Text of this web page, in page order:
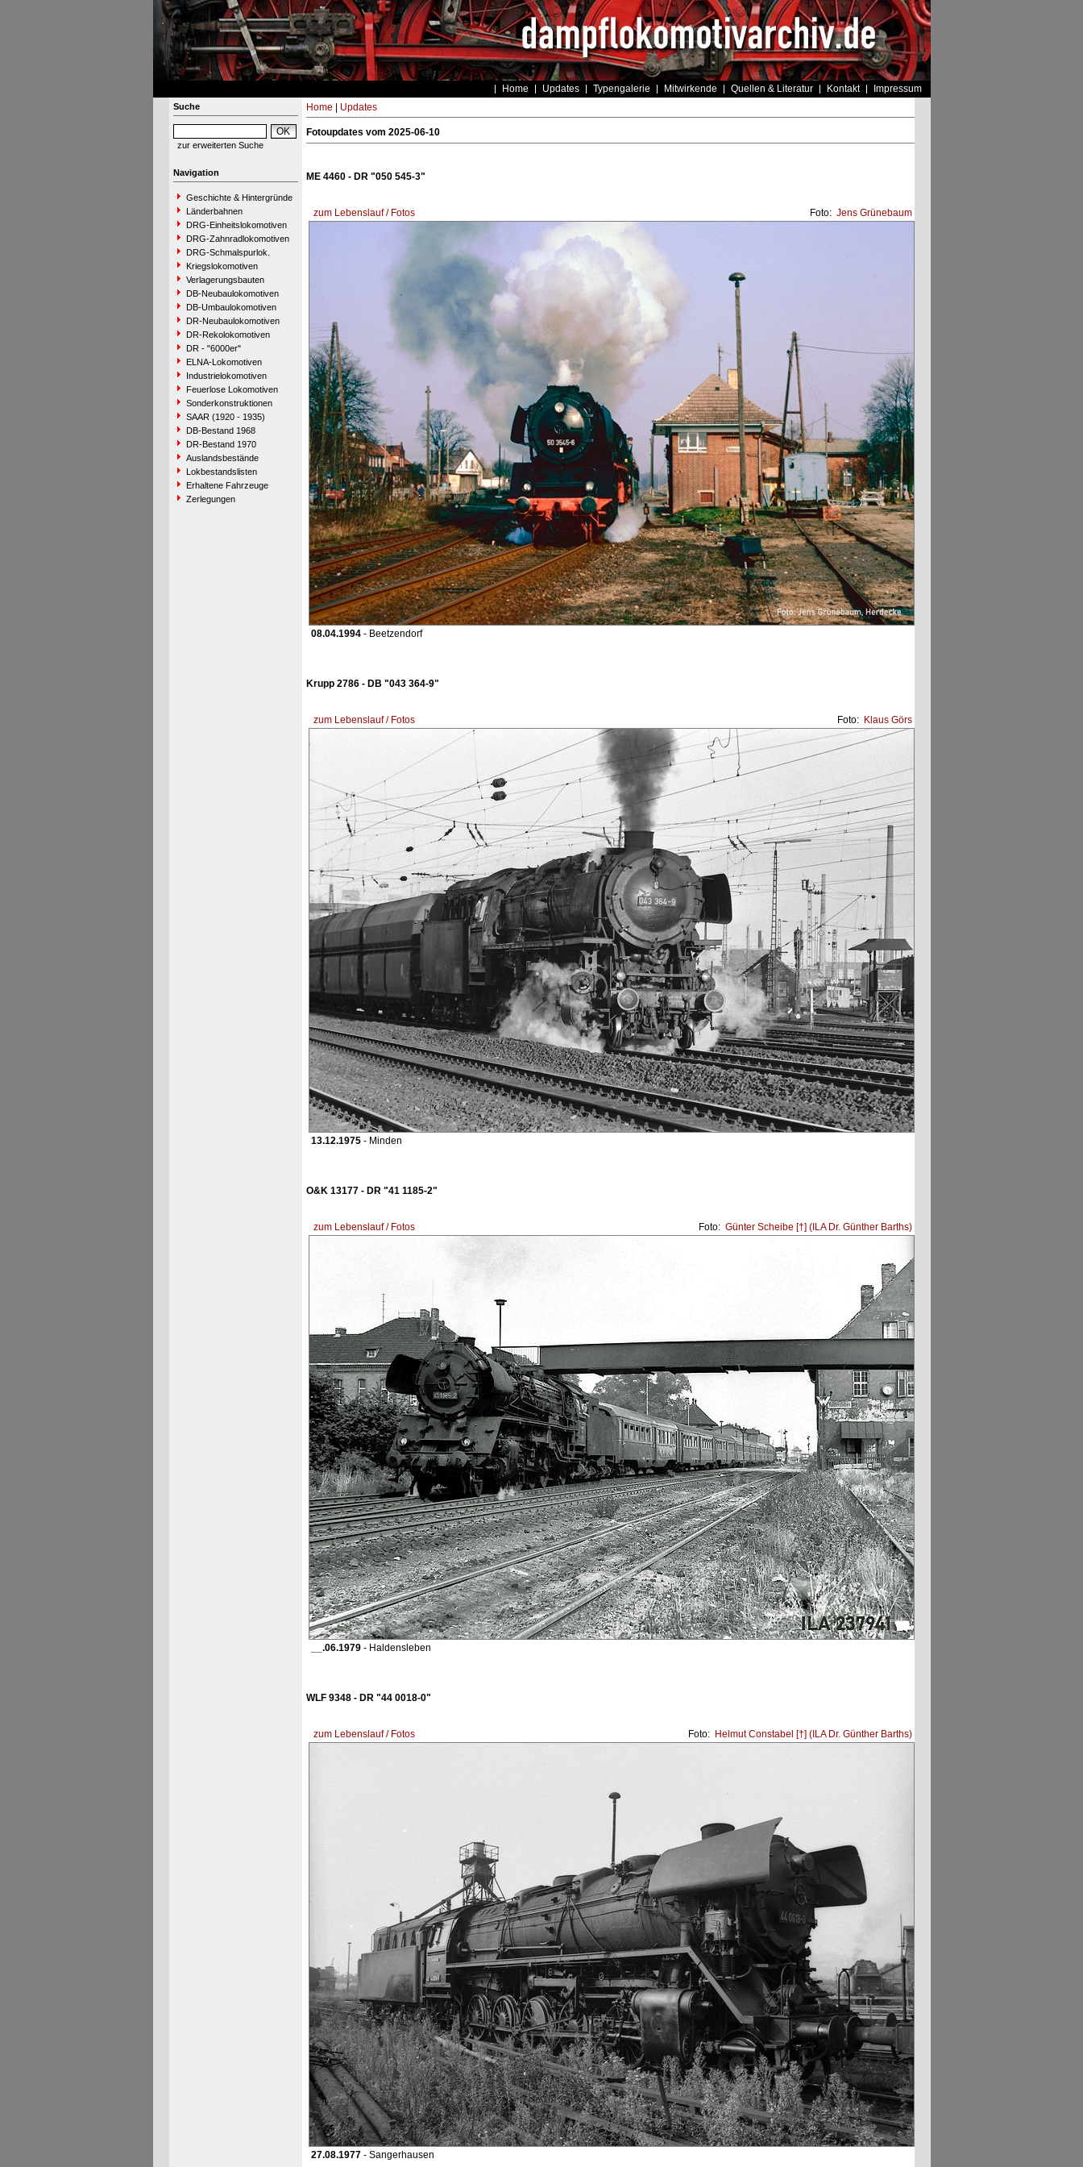
Home Updates Typengalerie Mitwirkende Quellen & Literatur Kontakt Impressum
Suche
zur erweiterten Suche
Navigation
Geschichte & Hintergründe
Länderbahnen
DRG-Einheitslokomotiven
DRG-Zahnradlokomotiven
DRG-Schmalspurlok.
Kriegslokomotiven
Verlagerungsbauten
DB-Neubaulokomotiven
DB-Umbaulokomotiven
DR-Neubaulokomotiven
DR-Rekolokomotiven
DR - "6000er"
ELNA-Lokomotiven
Industrielokomotiven
Feuerlose Lokomotiven
Sonderkonstruktionen
SAAR (1920 - 1935)
DB-Bestand 1968
DR-Bestand 1970
Auslandsbestände
Lokbestandslisten
Erhaltene Fahrzeuge
Zerlegungen
Home Updates
Fotoupdates vom 2025-06-10
ME 4460 - DR "050 545-3"
zum Lebenslauf / Fotos Foto: Jens Grünebaum
08.04.1994- Beetzendorf
Krupp 2786 - DB "043 364-9"
zum Lebenslauf / Fotos Foto: Klaus Görs
13.12.1975- Minden
O&K 13177 - DR "41 1185-2"
zum Lebenslauf / Fotos Foto: Günter Scheibe [†] (ILA Dr. Günther Barths)
__.06.1979- Haldensleben
WLF 9348 - DR "44 0018-0"
zum Lebenslauf / Fotos Foto: Helmut Constabel [†] (ILA Dr. Günther Barths)
27.08.1977- Sangerhausen